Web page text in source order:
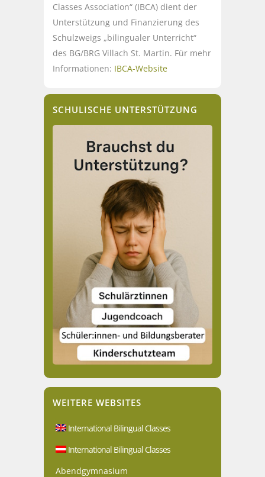
Classes Association“ (IBCA) dient der
Unterstützung und Finanzierung des
Schulzweigs „bilingualer Unterricht“
des BG/BRG Villach St. Martin. Für mehr
Informationen: IBCA-Website
SCHULISCHE UNTERSTÜTZUNG
WEITERE WEBSITES
International Bilingual Classes
International Bilingual Classes
Abendgymnasium